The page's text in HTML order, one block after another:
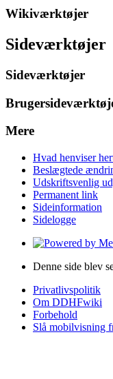
Wikiværktøjer
Sideværktøjer
Sideværktøjer
Mere
Hvad henviser
Beslægtede
Udskriftsvenlig
Permanent link
Sideinformation
Sidelogge
Denne side blev
Privatlivspolitik
Om DDHFwiki
Forbehold
Slå mobilvisning